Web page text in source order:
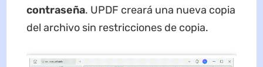
contraseña. UPDF creará una nueva copia
del archivo sin restricciones de copia.